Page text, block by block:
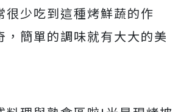
很少吃到這種烤鮮蔬的作
，簡單的調味就有大大的美